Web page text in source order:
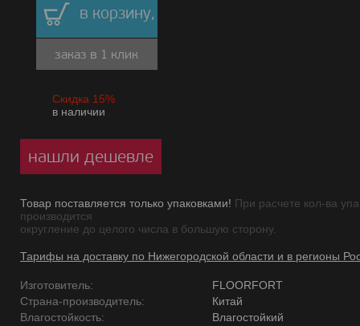
в корзину,
заказ в 1 клик
Скидка 15%
в наличии
нашли дешевле
Товар поставляется только упаковками! При расчете кол-ва
производится
округление до целого числа в большую сторону.
Тарифы на доставку по Нижегородской области и в регионы
Изготовитель:
FLOORFORT
Страна-производитель:
Китай
Влагостойкость:
Влагостойкий